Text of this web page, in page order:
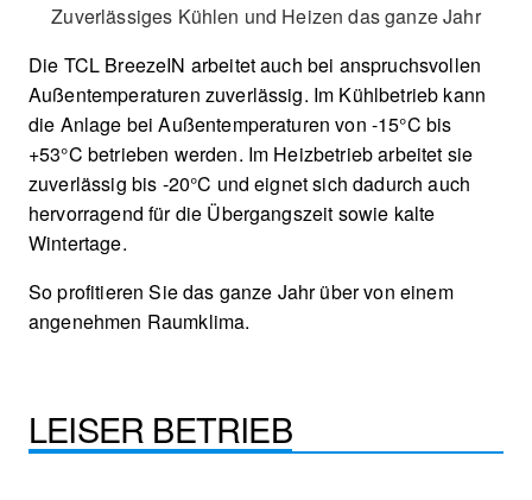
Zuverlässiges Kühlen und Heizen das ganze Jahr
Die TCL BreezeIN arbeitet auch bei anspruchsvollen
Außentemperaturen zuverlässig. Im Kühlbetrieb kann
die Anlage bei Außentemperaturen von -15°C bis
+53°C betrieben werden. Im Heizbetrieb arbeitet sie
zuverlässig bis -20°C und eignet sich dadurch auch
hervorragend für die Übergangszeit sowie kalte
Wintertage.
So profitieren Sie das ganze Jahr über von einem
angenehmen Raumklima.
LEISER BETRIEB